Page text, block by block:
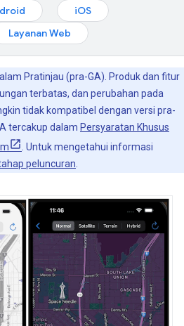
iOS
Layanan Web
Pratinjau (pra-GA). Produk dan fitur
terbatas, dan perubahan pada
tidak kompatibel dengan versi pra-
tercakup dalam Persyaratan Khusus
. Untuk mengetahui informasi
peluncuran